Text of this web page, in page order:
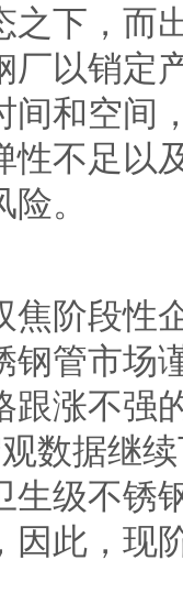
之下，而
厂以销定
间和空间
性不足以
。
阶段性
钢管市场
跟涨不强
数据继
生级不锈
因此，现